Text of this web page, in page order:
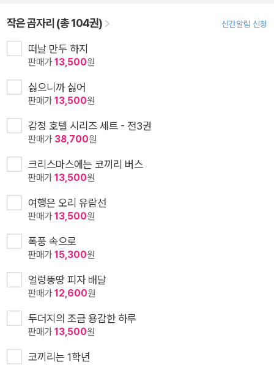
작은 곰자리 (총 104권) 신간알림 신청
떠날 만두 하지
판매가13,500원
싫으니까 싫어
판매가13,500원
감정 호텔 시리즈 세트 - 전3권
판매가 38,700원
크리스마스에는 코끼리 버스
판매가13,500원
여행은 오리 유람선
판매가13,500원
폭풍 속으로
판매가15,300원
얼렁뚱땅 피자 배달
판매가12,600원
두더지의 조금 용감한 하루
판매가13,500원
코끼리는 1학년